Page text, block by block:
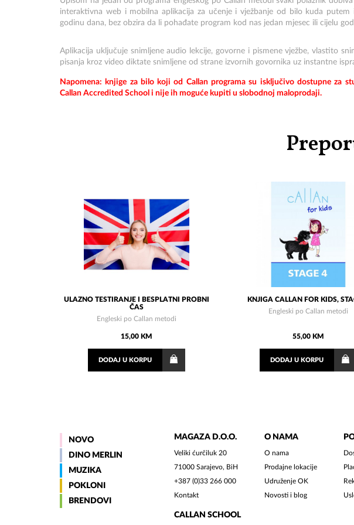
interaktivna web i mobilna aplikacija za učenje i vježbanje od bilo kuda putem
godinu dana, bez obzira da li pohađate program kod nas jedan mjesec ili cijelu
Aplikacija uključuje snimljene audio lekcije, govorne i pismene vježbe, vlastito
pisanja kroz video diktate snimljene od strane izvornih govornika uz instantne
Napomena: knjige za bilo koji od Callan programa su isključivo dostupne za
Callan Accredited School i nije ih moguće kupiti u slobodnoj maloprodaji.
ULAZNO TESTIRANJE I BESPLATNI PROBNI
ČAS
Engleski po Callan metodi
15,00 KM
DODAJ U KORPU
KNJIGA CALLAN FOR KIDS,
Engleski po Callan metodi
55,00 KM
DODAJU KORPU
NOVO
DINO MERLIN
MUZIKA
POKLONI
BRENDOVI
MAGAZA D.O.O.
Veliki ćurčiluk 20
71000 Sarajevo, BiH
+387 (0)33 266 000
Kontakt
O NAMA
O nama
Prodajne lokacije
Udruženje OK
Novosti i blog
CALLAN SCHOOL